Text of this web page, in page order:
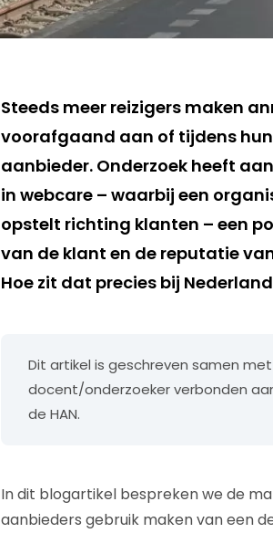
Steeds meer reizigers maken
voorafgaand aan of tijdens
aanbieder. Onderzoek heeft
in webcare – waarbij een
opstelt richting klanten – een
van de klant en de reputatie
Hoe zit dat precies bij
Dit artikel is geschreven samen
docent/onderzoeker verbonden
de HAN.
In dit blogartikel bespreken we de
aanbieders gebruik maken van een